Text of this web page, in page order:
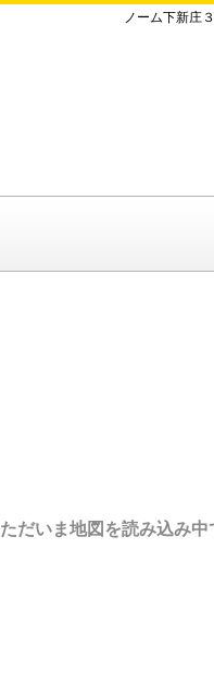
ノーム下新庄
ただいま地図を読み込み中